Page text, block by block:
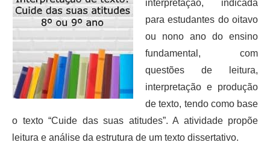
interpretação, indicada
para estudantes do oitavo
ou nono ano do ensino
fundamental, com
questões de leitura,
interpretação e produção
de texto, tendo como base
o texto “Cuide das suas atitudes”. A atividade propõe
leitura e análise da estrutura de um texto dissertativo.